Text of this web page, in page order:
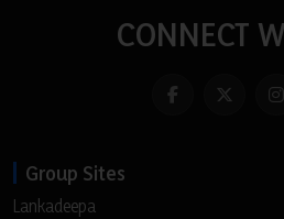
CONNECT
Group Sites
Lankadeepa